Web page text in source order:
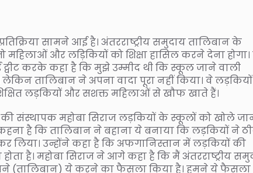
सामने आई है। अंतरराष्ट्रीय समुदाय तालिबान के
और लड़िकियों को शिक्षा हासिल करने देना
करके कहा है कि मुझे उम्मीद थी कि स्कूल जाने वाली
तालिबान ने अपना वादा पूरा नहीं किया। वे
लड़कियों और सशक्त महिलाओं से खौफ खाते हैं।
संस्थापक महोबा सिराज लड़कियों के स्कूलों को खोले
है कि तालिबान ने बहाना ये बनाया कि लड़कियों ने
लिया। उन्होंने कहा है कि अफगानिस्तान में लड़कियों की
है। महोबा सिराज ने आगे कहा है कि मैं अंतरराष्ट्रीय
(तालिबान) ये करने का फैसला किया है। हमने ये फैसला